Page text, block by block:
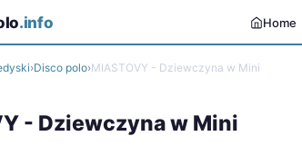
.info Home
›Disco polo›MIASTOVY - Dziewczyna w Mini
- Dziewczyna w Mini